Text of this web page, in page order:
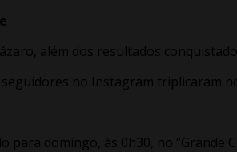
além dos resultados
seguidores no Instagram triplicaram
para domingo, às 0h30, no “Grande